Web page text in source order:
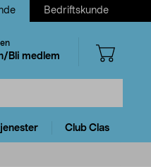
Bedriftskunde
Bli medlem
Club Clas